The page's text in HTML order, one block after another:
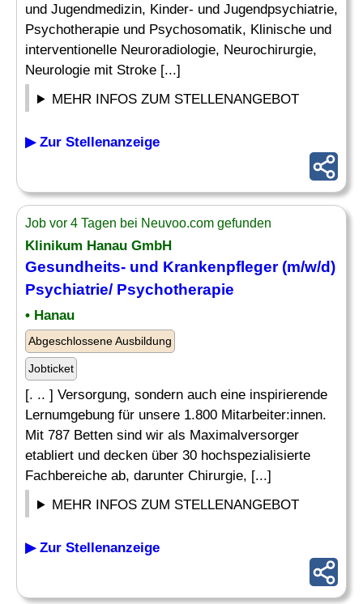
und Jugendmedizin, Kinder- und Jugendpsychiatrie,
Psychotherapie und Psychosomatik, Klinische und
interventionelle Neuroradiologie, Neurochirurgie,
Neurologie mit Stroke [...]
MEHR INFOS ZUM STELLENANGEBOT
▶ Zur Stellenanzeige
Job vor 4 Tagen bei Neuvoo.com gefunden
Klinikum Hanau GmbH
Gesundheits- und Krankenpfleger(m/w/d)
Psychiatrie/ Psychotherapie
• Hanau
Abgeschlossene Ausbildung
Jobticket
[. .. ] Versorgung, sondern auch eine inspirierende
Lernumgebung für unsere 1.800 Mitarbeiter:innen.
Mit 787 Betten sind wir als Maximalversorger
etabliert und decken über 30 hochspezialisierte
Fachbereiche ab, darunter Chirurgie, [...]
MEHR INFOS ZUM STELLENANGEBOT
▶ Zur Stellenanzeige